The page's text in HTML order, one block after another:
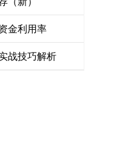
金利用率
战技巧解析